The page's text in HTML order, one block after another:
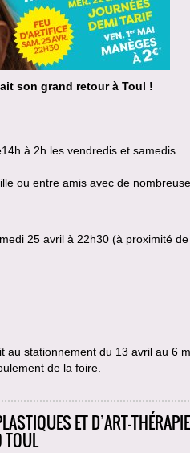
son grand retour à Toul !
à 2h les vendredis et samedis
ou entre amis avec de
25 avril à 22h30 (à proximité de
au stationnement du 13 avril au 6
de la foire.
ET D’ART-